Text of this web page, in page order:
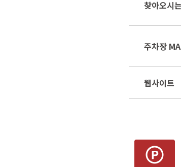
찾아오시
주차장
웹사이트